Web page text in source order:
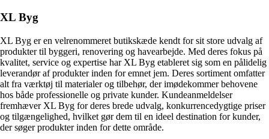
XL Byg
XL Byg er en velrenommeret butikskæde kendt for sit store udvalg af
produkter til byggeri, renovering og havearbejde. Med deres fokus på
kvalitet, service og expertise har XL Byg etableret sig som en pålidelig
leverandør af produkter inden for emnet jem. Deres sortiment omfatter
alt fra værktøj til materialer og tilbehør, der imødekommer behovene
hos både professionelle og private kunder. Kundeanmeldelser
fremhæver XL Byg for deres brede udvalg, konkurrencedygtige priser
og tilgængelighed, hvilket gør dem til en ideel destination for kunder,
der søger produkter inden for dette område.